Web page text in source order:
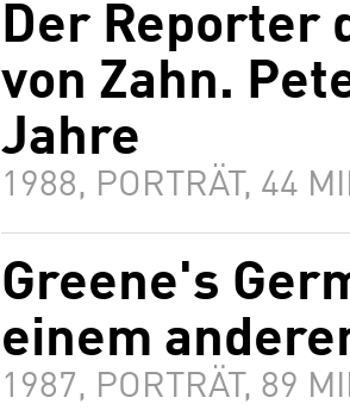
Der Reporter
von Zahn.
Jahre
1988, PORTRÄT, 44
Greene's
einem
1987, PORTRÄT, 89